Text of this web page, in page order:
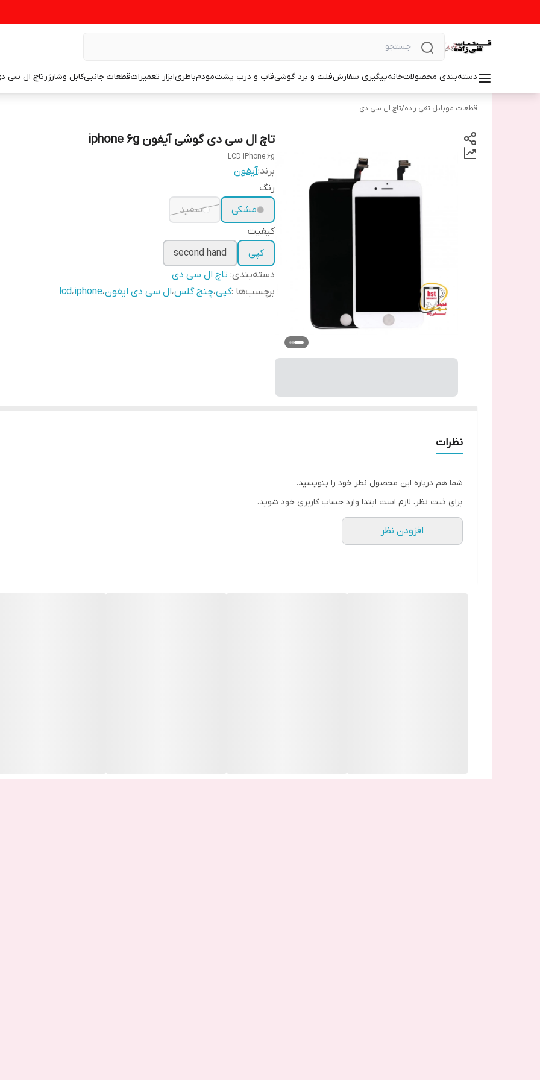
دسته‌بندی محصولاتخانهپیگیری سفارشفلت و برد گوشیقاب و درب پشتمودمباطریابزار تعمیراتقطعات جانبیکابل وشارژرتاچ ال سی
قطعات موبایل تقی زاده/تاچ ال سی دی
تاچ ال سی دی گوشی آیفون iphone 6g
LCD IPhone 6g
برند:آیفون
رنگ
مشکی
سفید
کیفیت
کپی
second hand
دسته‌بندی: تاچ ال سی دی
برچسب‌ها :کپی،چنج گلس،ال سی دی ایفون،iphone،lcd
نظرات
شما هم درباره این محصول نظر خود را بنویسید.
برای ثبت نظر، لازم است ابتدا وارد حساب کاربری خود شوید.
افزودن نظر